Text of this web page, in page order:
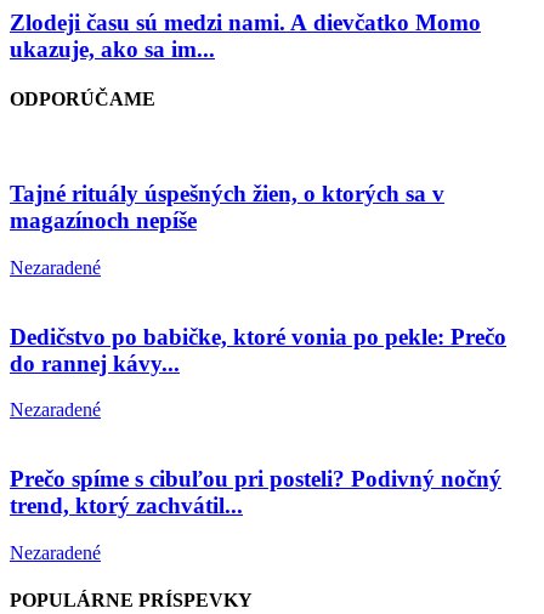
Zlodeji času sú medzi nami. A dievčatko Momo
ukazuje, ako sa im...
ODPORÚČAME
Tajné rituály úspešných žien, o ktorých sa v
magazínoch nepíše
Nezaradené
Dedičstvo po babičke, ktoré vonia po pekle: Prečo
do rannej kávy...
Nezaradené
Prečo spíme s cibuľou pri posteli? Podivný nočný
trend, ktorý zachvátil...
Nezaradené
POPULÁRNE PRÍSPEVKY